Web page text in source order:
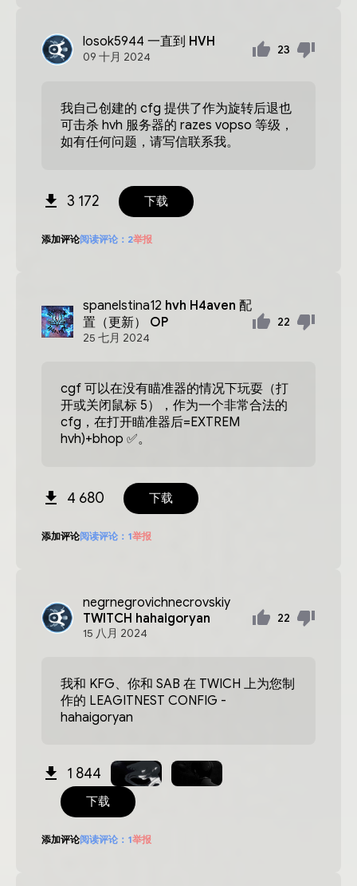
losok5944 一直到 HVH
09 十月 2024
23
我自己创建的 cfg 提供了作为旋转后退也
可击杀 hvh 服务器的 razes vopso 等级，
如有任何问题，请写信联系我。
3 172 下载
添加评论阅读评论： 2举报
spanelstina12 hvh H4aven 配
置（更新） OP
25 七月 2024
22
cgf 可以在没有瞄准器的情况下玩耍（打
开或关闭鼠标 5），作为一个非常合法的
cfg，在打开瞄准器后=EXTREM
hvh)+bhop ✅。
4 680 下载
添加评论阅读评论： 1举报
negrnegrovichnecrovskiy
TWITCH hahaigoryan
15 八月 2024
22
我和 KFG、你和 SAB 在 TWICH 上为您制
作的 LEAGITNEST CONFIG -
hahaigoryan
1 844
下载
添加评论阅读评论： 1举报